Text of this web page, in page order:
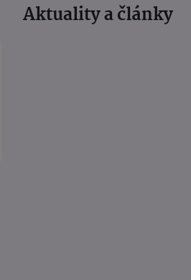
Aktuality a články